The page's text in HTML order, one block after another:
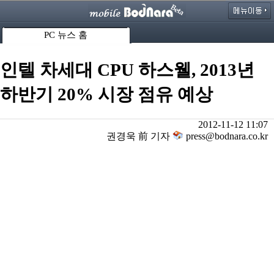
PC 뉴스 홈
인텔 차세대 CPU 하스웰, 2013년
하반기 20% 시장 점유 예상
2012-11-12 11:07
권경욱 前 기자
press@bodnara.co.kr